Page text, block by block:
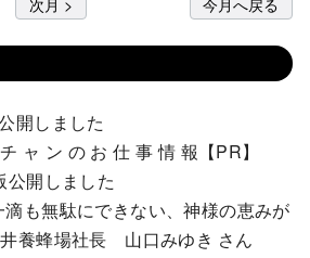
開しました
ャ ン の お 仕 事 情 報【PR】
公開しました
も無駄にできない、神様の恵みが
養蜂場社長 山口みゆき さん